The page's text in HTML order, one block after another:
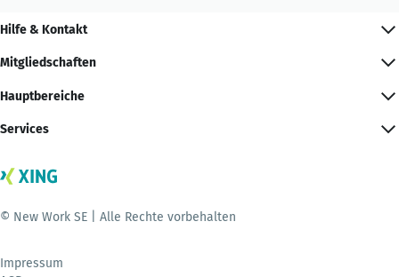
Hilfe & Kontakt
Mitgliedschaften
Hauptbereiche
Services
© New Work SE | Alle Rechte vorbehalten
Impressum